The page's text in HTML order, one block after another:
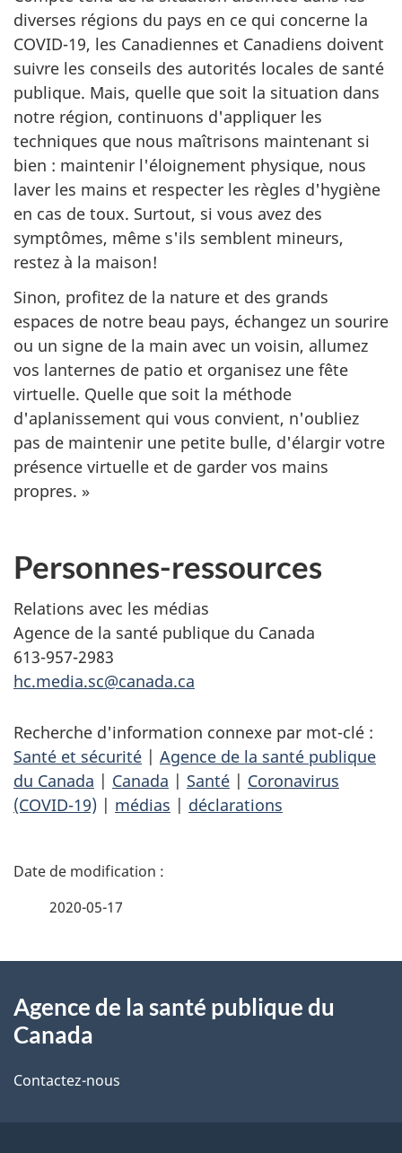
diverses régions du pays en ce qui concerne la
COVID-19, les Canadiennes et Canadiens doivent
suivre les conseils des autorités locales de santé
publique. Mais, quelle que soit la situation dans
notre région, continuons d'appliquer les
techniques que nous maîtrisons maintenant si
bien : maintenir l'éloignement physique, nous
laver les mains et respecter les règles d'hygiène
en cas de toux. Surtout, si vous avez des
symptômes, même s'ils semblent mineurs,
restez à la maison!
Sinon, profitez de la nature et des grands
espaces de notre beau pays, échangez un sourire
ou un signe de la main avec un voisin, allumez
vos lanternes de patio et organisez une fête
virtuelle. Quelle que soit la méthode
d'aplanissement qui vous convient, n'oubliez
pas de maintenir une petite bulle, d'élargir votre
présence virtuelle et de garder vos mains
propres. »
Personnes-ressources
Relations avec les médias
Agence de la santé publique du Canada
613-957-2983
hc.media.sc@canada.ca
Recherche d'information connexe par mot-clé :
Santé et sécurité | Agence de la santé publique
du Canada | Canada | Santé | Coronavirus
(COVID-19) | médias | déclarations
D
i
s
2020-05-17
propos
ce
Agence de la santé publique du
Canada
Contactez-nous